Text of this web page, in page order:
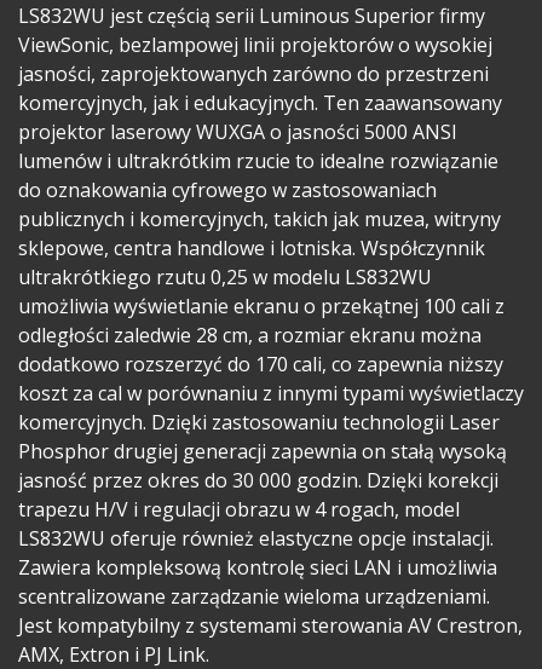
LS832WU jest częścią serii Luminous Superior firmy
ViewSonic, bezlampowej linii projektorów o wysokiej
jasności, zaprojektowanych zarówno do przestrzeni
komercyjnych, jak i edukacyjnych. Ten zaawansowany
projektor laserowy WUXGA o jasności 5000 ANSI
lumenów i ultrakrótkim rzucie to idealne rozwiązanie
do oznakowania cyfrowego w zastosowaniach
publicznych i komercyjnych, takich jak muzea, witryny
sklepowe, centra handlowe i lotniska. Współczynnik
ultrakrótkiego rzutu 0,25 w modelu LS832WU
umożliwia wyświetlanie ekranu o przekątnej 100 cali z
odległości zaledwie 28 cm, a rozmiar ekranu można
dodatkowo rozszerzyć do 170 cali, co zapewnia niższy
koszt za cal w porównaniu z innymi typami wyświetlaczy
komercyjnych. Dzięki zastosowaniu technologii Laser
Phosphor drugiej generacji zapewnia on stałą wysoką
jasność przez okres do 30 000 godzin. Dzięki korekcji
trapezu H/V i regulacji obrazu w 4 rogach, model
LS832WU oferuje również elastyczne opcje instalacji.
Zawiera kompleksową kontrolę sieci LAN i umożliwia
scentralizowane zarządzanie wieloma urządzeniami.
Jest kompatybilny z systemami sterowania AV Crestron,
AMX, Extron i PJ Link.​​​